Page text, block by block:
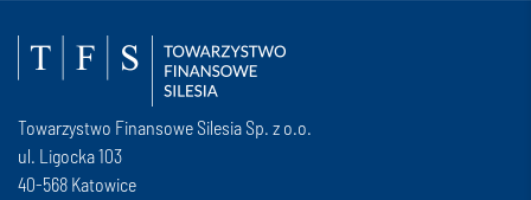
Towarzystwo Finansowe Silesia Sp. z o.o.
ul. Ligocka 103
40-568 Katowice